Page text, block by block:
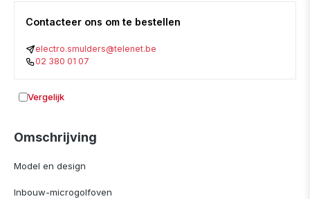
Contacteer ons om te bestellen
electro.smulders@telenet.be
02 380 01 07
Vergelijk
Toevoegen aan vergelijking
Omschrijving
Model en design
Inbouw-microgolfoven